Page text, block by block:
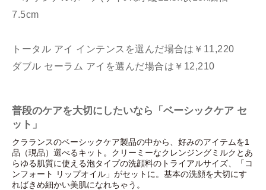
7.5cm
トータル アイ インテンスを選んだ場合は￥11,220
ダブル セーラム アイを選んだ場合は￥12,210
普段のケアを大切にしたいなら「ベーシックケア セ
ット」
クラランスのベーシックケア製品の中から、好みのアイテムを1
品（現品）選べるキット。クリーミーなクレンジングミルクとあ
らゆる肌質に使える泡タイプの洗顔料のトライアルサイズ、「コ
ンフォート リップオイル」がセットに。基本の洗顔を大切にす
ればきめ細かい美肌になれちゃう。